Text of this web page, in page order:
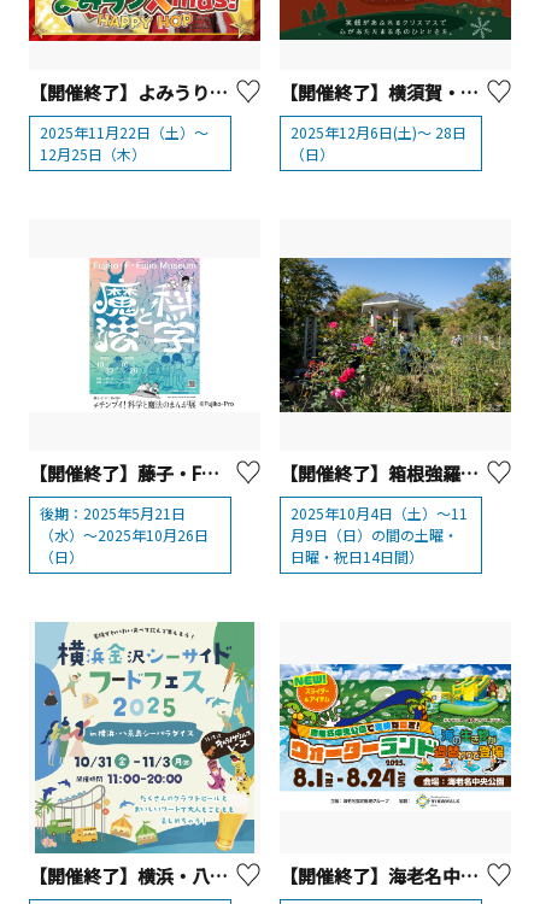
【開催終了】よみうりランド クリスマスイベント「よみランXmas!2025～HAPPY HOP～」
2025年11月22日（土）～
12月25日（木）
【開催終了】横須賀・ソレイユの丘「きらめく丘のぬくもりクリスマス」
2025年12月6日(土)～ 28日
（日）
【開催終了】藤子・F・不二雄が描く チチンプイ！科学と魔法のまんが展【川崎市】
後期：2025年5月21日
（水）〜2025年10月26日
（日）
【開催終了】箱根強羅公園「秋のローズガーデン音楽会」
2025年10月4日（土）～11
月9日（日）の間の土曜・
日曜・祝日14日間）
【開催終了】横浜・八景島シーパラダイス「横浜金沢シーサイドフードフェス2025」 【開催終了】海老名中央公園「ウォーターランド」